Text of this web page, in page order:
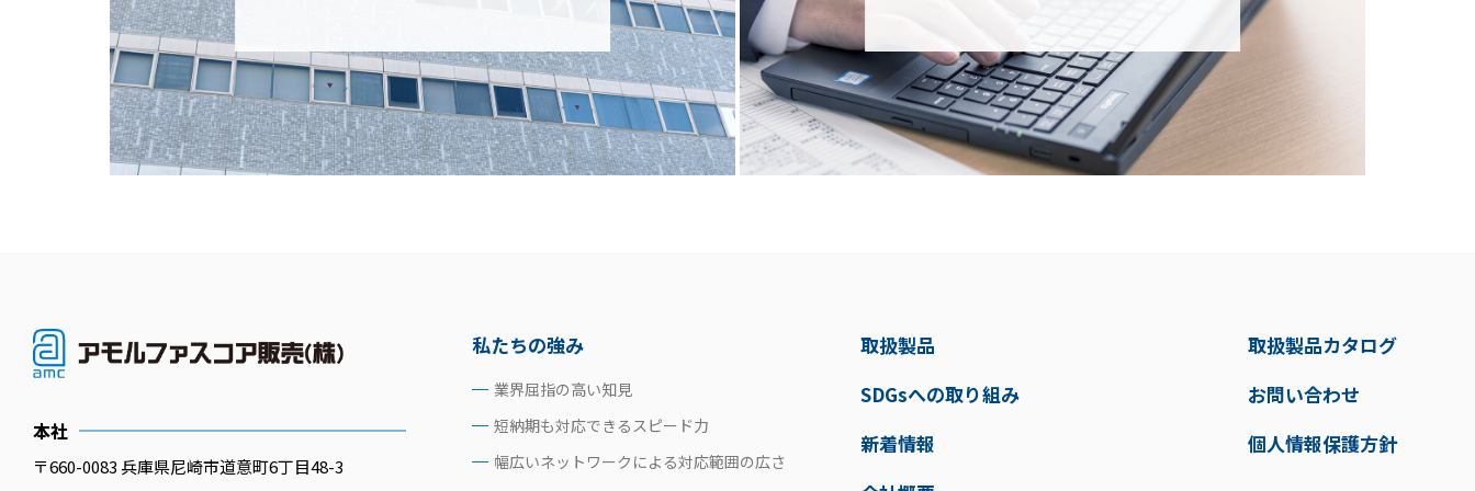
本社
〒660-0083 兵庫県尼崎市道意町6丁目48-3
私たちの強み
業界屈指の高い知見
短納期も対応できるスピード力
幅広いネットワークによる対応範囲の広さ
取扱製品
SDGsへの取り組み
新着情報
取扱製品カタログ
お問い合わせ
個人情報保護方針